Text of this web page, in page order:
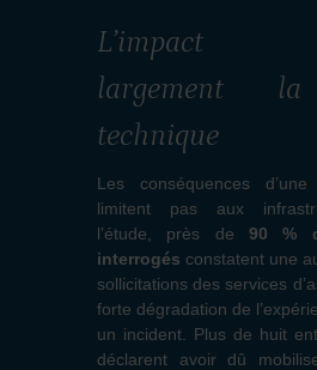
L’impact
largement
technique
Les conséquences
limitent pas aux
l’étude, près de 90 %
interrogés constatent une
sollicitations des services
forte dégradation de
un incident. Plus de huit
déclarent avoir dû